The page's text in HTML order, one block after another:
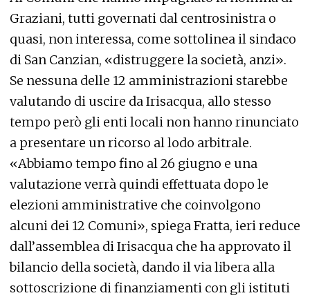
Graziani, tutti governati dal centrosinistra o
quasi, non interessa, come sottolinea il sindaco
di San Canzian, «distruggere la società, anzi».
Se nessuna delle 12 amministrazioni starebbe
valutando di uscire da Irisacqua, allo stesso
tempo però gli enti locali non hanno rinunciato
a presentare un ricorso al lodo arbitrale.
«Abbiamo tempo fino al 26 giugno e una
valutazione verrà quindi effettuata dopo le
elezioni amministrative che coinvolgono
alcuni dei 12 Comuni», spiega Fratta, ieri reduce
dall’assemblea di Irisacqua che ha approvato il
bilancio della società, dando il via libera alla
sottoscrizione di finanziamenti con gli istituti